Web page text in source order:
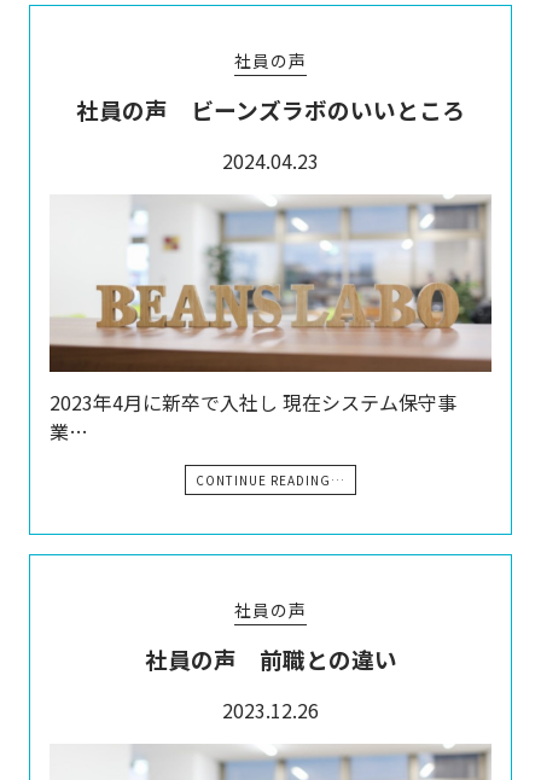
社員の声
社員の声 ビーンズラボのいいところ
2024.04.23
2023年4月に新卒で入社し 現在システム保守事
業…
CONTINUE READING…
社員の声
社員の声 前職との違い
2023.12.26